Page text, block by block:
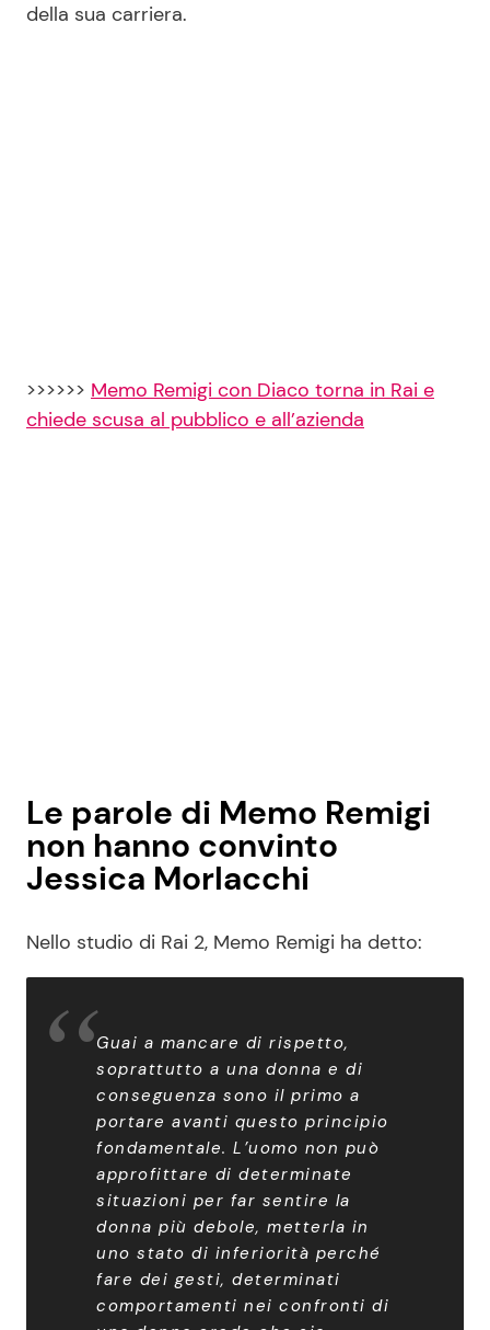
della sua carriera.
>>>>>> Memo Remigi con Diaco torna in Rai e
chiede scusa al pubblico e all’azienda
Le parole di Memo Remigi
non hanno convinto
Jessica Morlacchi
Nello studio di Rai 2, Memo Remigi ha detto:
Guai a mancare di rispetto,
soprattutto a una donna e di
conseguenza sono il primo a
portare avanti questo principio
fondamentale. L’uomo non può
approfittare di determinate
situazioni per far sentire la
donna più debole, metterla in
uno stato di inferiorità perché
fare dei gesti, determinati
comportamenti nei confronti di